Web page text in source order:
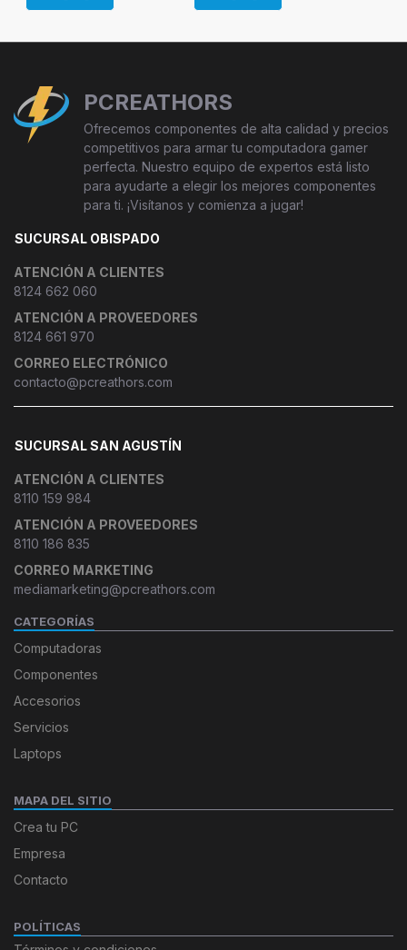
PCREATHORS
Ofrecemos componentes de alta calidad y precios
competitivos para armar tu computadora gamer
perfecta. Nuestro equipo de expertos está listo
para ayudarte a elegir los mejores componentes
para ti. ¡Visítanos y comienza a jugar!
SUCURSAL OBISPADO
ATENCIÓN A CLIENTES
8124 662 060
ATENCIÓN A PROVEEDORES
8124 661 970
CORREO ELECTRÓNICO
contacto@pcreathors.com
SUCURSAL SAN AGUSTÍN
ATENCIÓN A CLIENTES
8110 159 984
ATENCIÓN A PROVEEDORES
8110 186 835
CORREO MARKETING
mediamarketing@pcreathors.com
CATEGORÍAS
Computadoras
Componentes
Accesorios
Servicios
Laptops
MAPA DEL SITIO
Crea tu PC
Empresa
Contacto
POLÍTICAS